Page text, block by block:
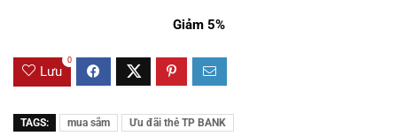
Giảm 5%
Lưu
0
TAGS: mua sắm Ưu đãi thẻ TP BANK